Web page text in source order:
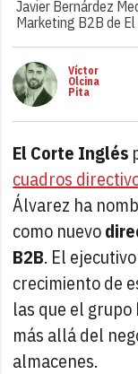
Javier Bernárdez
Marketing B2B de
Víctor
Olcina
Pita
El Corte Inglés
cuadros
Álvarez ha
como nuevo
B2B. El
crecimiento de
las que el
más allá del
almacenes.